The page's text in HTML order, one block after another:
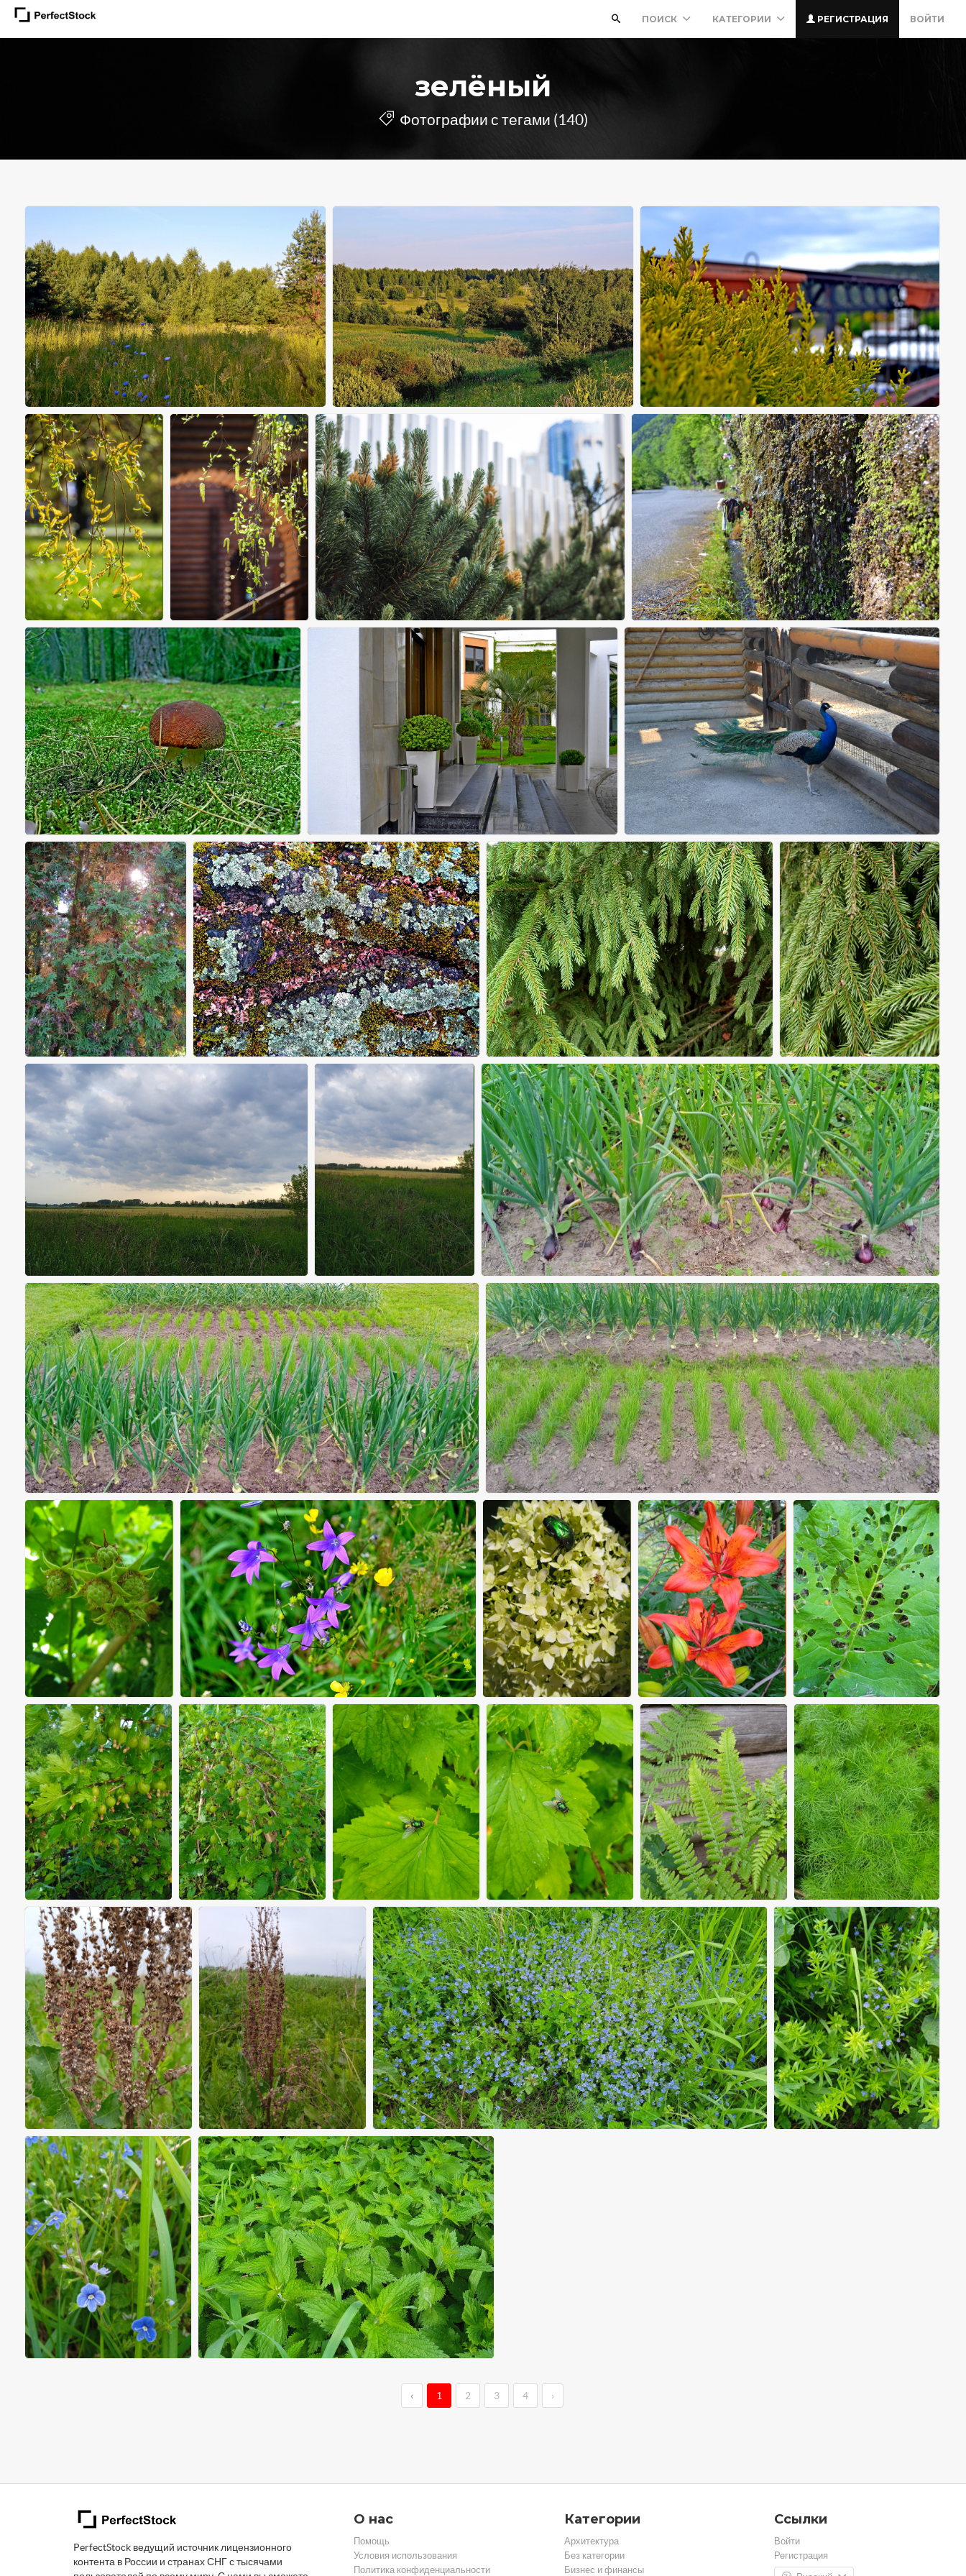
ПОИСК КАТЕГОРИИ РЕГИСТРАЦИЯ ВОЙТИ
зелёный
Фотографии с тегами (140)
‹ 1 2 3 4 ›
PerfectStock ведущий источник лицензионного
контента в России и странах СНГ с тысячами
О нас
Помощь
Условия использования
Политика конфиденциальности
Категории
Архитектура
Без категории
Бизнес и финансы
Ссылки
Войти
Регистрация